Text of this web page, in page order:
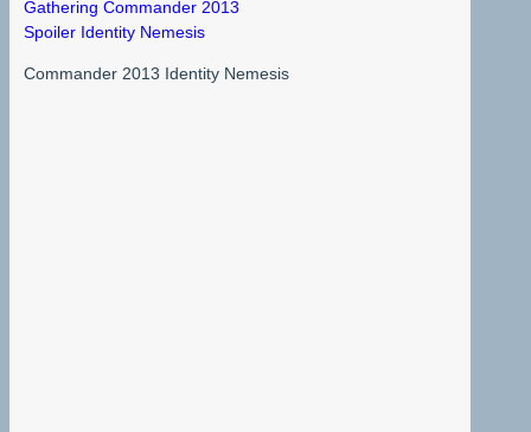
Commander 2013 Identity Nemesis